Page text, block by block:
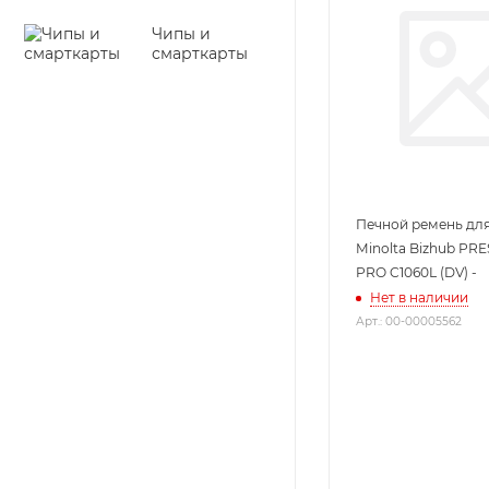
Чипы и
смарткарты
Печной ремень
Minolta Bizhub
PRO C1060L (DV) -
Нет в наличии
Арт.: 00-00005562